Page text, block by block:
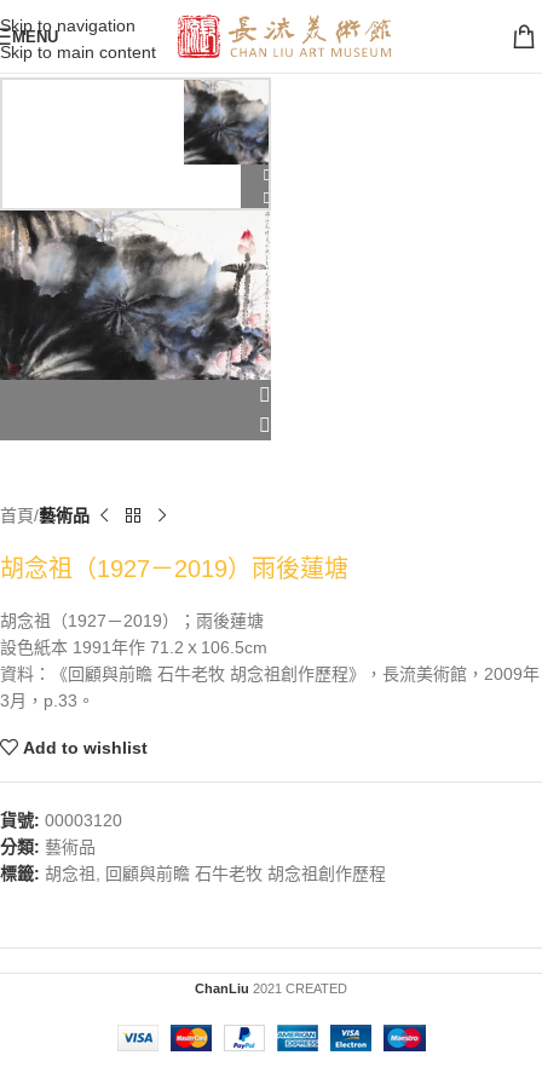
Skip to navigation
Skip to main content
MENU
首頁 藝術品
胡念祖（1927－2019）雨後蓮塘
胡念祖（1927－2019）；雨後蓮塘
設色紙本 1991年作 71.2ｘ106.5cm
資料：《回顧與前瞻 石牛老牧 胡念祖創作歷程》，長流美術館，2009年
3月，p.33。
Add to wishlist
貨號: 00003120
分類: 藝術品
標籤: 胡念祖, 回顧與前瞻 石牛老牧 胡念祖創作歷程
ChanLiu 2021 CREATED